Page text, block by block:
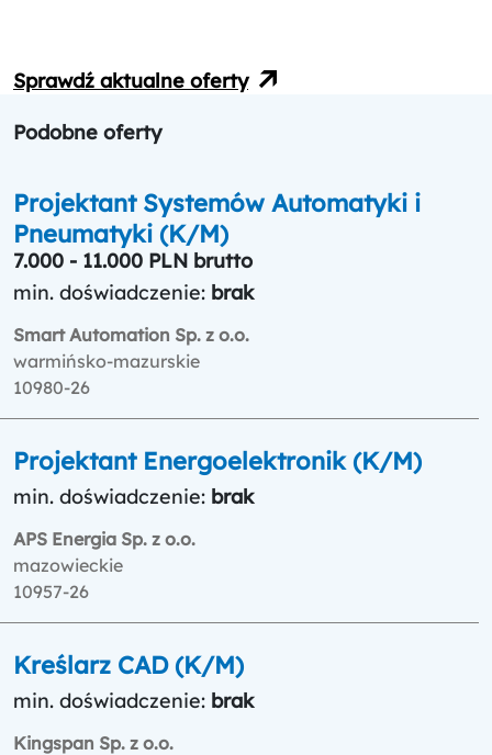
Sprawdź aktualne oferty
Podobne oferty
Projektant Systemów Automatyki i
Pneumatyki (K/M)
7.000 - 11.000 PLN brutto
min. doświadczenie: brak
Smart Automation Sp. z o.o.
warmińsko-mazurskie
10980-26
Projektant Energoelektronik (K/M)
min. doświadczenie: brak
APS Energia Sp. z o.o.
mazowieckie
10957-26
Kreślarz CAD (K/M)
min. doświadczenie: brak
Kingspan Sp. z o.o.